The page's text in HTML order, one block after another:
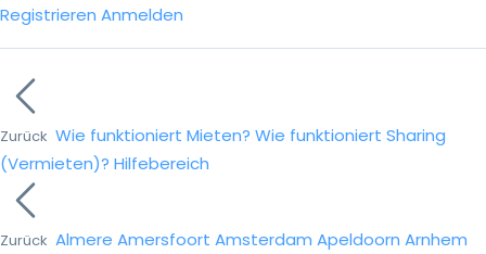
Registrieren Anmelden
Zurück Wie funktioniert Mieten? Wie funktioniert Sharing
(Vermieten)? Hilfebereich
Zurück Almere Amersfoort Amsterdam Apeldoorn Arnhem